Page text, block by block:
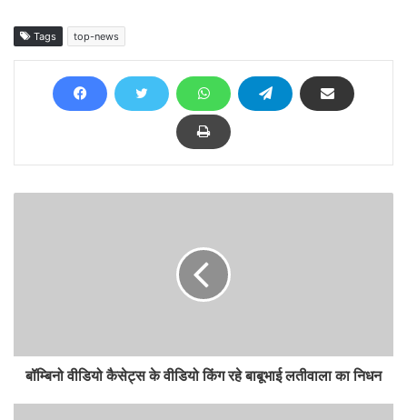
Tags top-news
बॉम्बिनो वीडियो कैसेट्स के वीडियो किंग रहे बाबूभाई लतीवाला का निधन